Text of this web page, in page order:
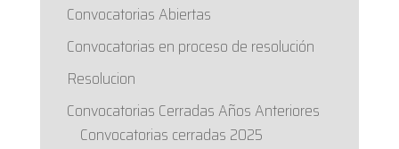
Convocatorias Abiertas
Convocatorias en proceso de resolución
Resolucion
Convocatorias Cerradas Años Anteriores
Convocatorias cerradas 2025